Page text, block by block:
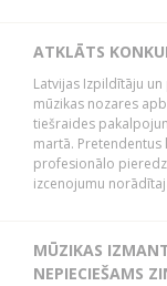
ATKLĀTS
Latvijas Izpildītāju
mūzikas nozares
tiešraides
martā. Pretendentus
profesionālo
izcenojumu
MŪZIKAS
NEPIECIEŠAMS